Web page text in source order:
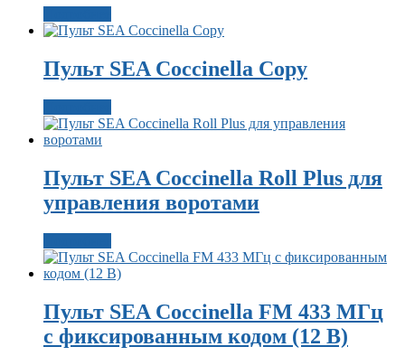
Пульт SEA Coccinella Copy
Пульт SEA Coccinella Roll Plus для
управления воротами
Пульт SEA Coccinella FM 433 МГц
с фиксированным кодом (12 В)